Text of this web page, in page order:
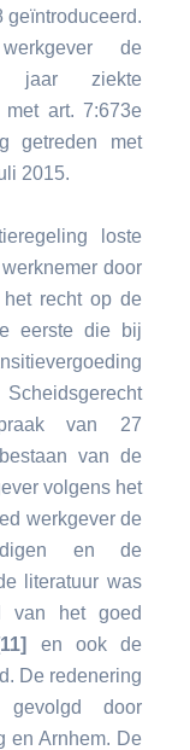
geïntroduceerd.
de
jaar ziekte
art. 7:673e
getreden met
2015.
loste
door
recht op de
eerste die bij
van 27
van de
volgens het
werkgever de
en de
literatuur was
van het goed
en ook de
De redenering
door
en Arnhem. De